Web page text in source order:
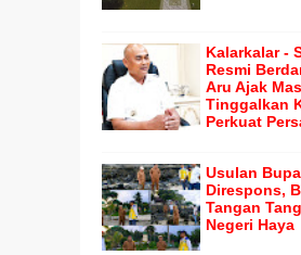
Kalarkalar -
Resmi
Aru Ajak
Tinggalkan
Perkuat
Usulan
Direspons,
Tangan
Negeri Haya